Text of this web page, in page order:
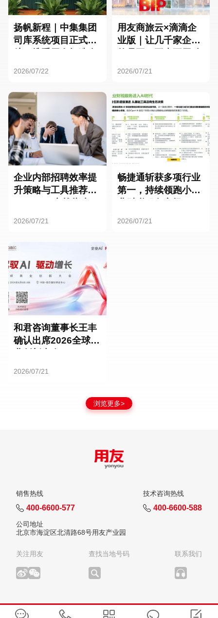
扬帆新程｜中集集团
司库系统项目正式启
2026/07/22
用友商旅云×滴滴企
业版｜让几千家企业
2026/07/21
企业内部招聘效率提
升策略与工具推荐：
2026/07/21
畅捷通斩获多项行业
第一，持续领跑小微
2026/07/21
和君咨询董事长王丰
确认出席2026全球商
2026/07/21
浏览更多>
销售热线
400-6600-577
技术咨询热线
400-6600-588
公司地址
北京市海淀区北清路68号用友产业园
关注用友 查找当地号码 联系我们
版权所有：用友网络科技股份有限公司